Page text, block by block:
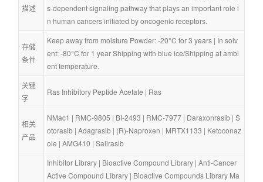
描述
s-dependent signaling pathway that plays an important role i
n human cancers initiated by oncogenic receptors.
存储
条件
Keep away from moisture Powder: -20°C for 3 years | In solv
ent: -80°C for 1 year Shipping with blue ice/Shipping at ambi
ent temperature.
关键
字
Ras Inhibitory Peptide Acetate | Ras
相关
产品
NMac1 | RMC-9805 | BI-2493 | RMC-7977 | Daraxonrasib | S
otorasib | Adagrasib | (R)-Naproxen | MRTX1133 | Ketoconaz
ole | AMG410 | Salirasib
Inhibitor Library | Bioactive Compound Library | Anti-Cancer
Active Compound Library | Bioactive Compounds Library Ma